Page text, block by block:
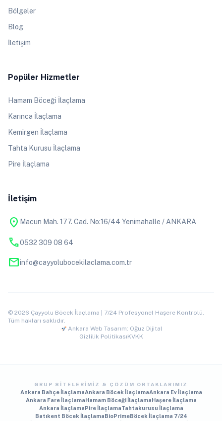
Bölgeler
Blog
İletişim
Popüler Hizmetler
Hamam Böceği İlaçlama
Karınca İlaçlama
Kemirgen İlaçlama
Tahta Kurusu İlaçlama
Pire İlaçlama
İletişim
location_on Macun Mah. 177. Cad. No:16/44 Yenimahalle / ANKARA
phone0532 309 08 64
mailinfo@cayyolubocekilaclama.com.tr
© 2026 Çayyolu Böcek İlaçlama | 7/24 Profesyonel Haşere Kontrolü.
Tüm hakları saklıdır.
Ankara Web Tasarım: Oğuz Dijital
Gizlilik PolitikasıKVKK
GRUP SITELERIMIZ & ÇÖZÜM ORTAKLARIMIZ
Ankara Bahçe İlaçlamaAnkara Böcek İlaçlamaAnkara Ev İlaçlama
Ankara Fare İlaçlamaHamam Böceği İlaçlamaHaşere İlaçlama
Ankara İlaçlamaPire İlaçlamaTahtakurusu İlaçlama
Batıkent Böcek İlaçlamaBioPrimeBöcek İlaçlama 7/24